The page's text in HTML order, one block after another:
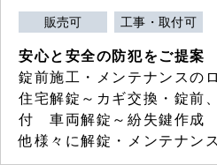
販売可 工事・取付可
安心と安全の防犯をご提案
錠前施工・メンテナンスの
住宅解錠～カギ交換・錠前
付 車両解錠～紛失鍵作成
他様々に解錠・メンテナン